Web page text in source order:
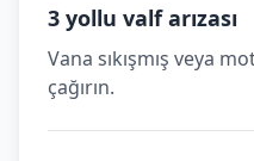
3 yollu valf arızası
Vana sıkışmış veya
çağırın.